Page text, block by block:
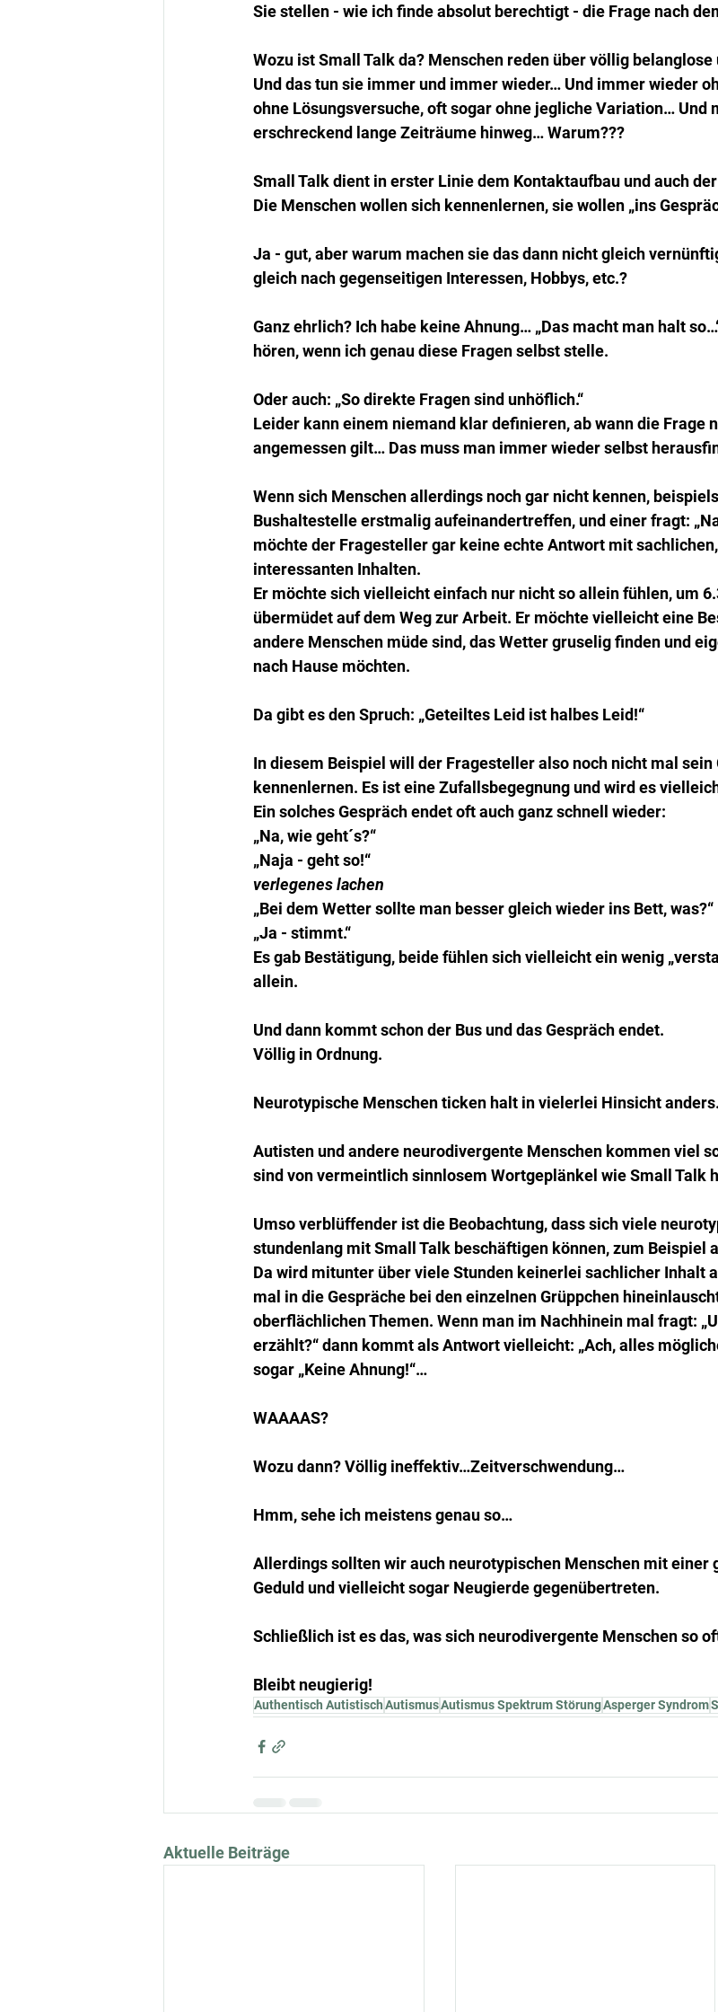
Sie stellen - wie ich finde absolut berechtigt - die Frage nach
Wozu ist Small Talk da? Menschen reden über völlig
Und das tun sie immer und immer wieder… Und immer wieder
ohne Lösungsversuche, oft sogar ohne jegliche Variation… Und
erschreckend lange Zeiträume hinweg… Warum???
Small Talk dient in erster Linie dem Kontaktaufbau und auch
Die Menschen wollen sich kennenlernen, sie wollen „ins
Ja - gut, aber warum machen sie das dann nicht gleich
gleich nach gegenseitigen Interessen, Hobbys, etc.?
Ganz ehrlich? Ich habe keine Ahnung… „Das macht man halt
hören, wenn ich genau diese Fragen selbst stelle.
Oder auch: „So direkte Fragen sind unhöflich.“
Leider kann einem niemand klar definieren, ab wann die Frage
angemessen gilt… Das muss man immer wieder selbst
Wenn sich Menschen allerdings noch gar nicht kennen,
Bushaltestelle erstmalig aufeinandertreffen, und einer fragt:
möchte der Fragesteller gar keine echte Antwort mit
interessanten Inhalten.
Er möchte sich vielleicht einfach nur nicht so allein fühlen, um
übermüdet auf dem Weg zur Arbeit. Er möchte vielleicht eine
andere Menschen müde sind, das Wetter gruselig finden und
nach Hause möchten.
Da gibt es den Spruch: „Geteiltes Leid ist halbes Leid!“
In diesem Beispiel will der Fragesteller also noch nicht mal
kennenlernen. Es ist eine Zufallsbegegnung und wird es
Ein solches Gespräch endet oft auch ganz schnell wieder:
„Na, wie geht´s?“
„Naja - geht so!“
verlegenes lachen
„Bei dem Wetter sollte man besser gleich wieder ins Bett, was?“
„Ja - stimmt.“
Es gab Bestätigung, beide fühlen sich vielleicht ein wenig
allein.
Und dann kommt schon der Bus und das Gespräch endet.
Völlig in Ordnung.
Neurotypische Menschen ticken halt in vielerlei Hinsicht
Autisten und andere neurodivergente Menschen kommen viel
sind von vermeintlich sinnlosem Wortgeplänkel wie Small Talk
Umso verblüffender ist die Beobachtung, dass sich viele
stundenlang mit Small Talk beschäftigen können, zum Beispiel
Da wird mitunter über viele Stunden keinerlei sachlicher Inhalt
mal in die Gespräche bei den einzelnen Grüppchen
oberflächlichen Themen. Wenn man im Nachhinein mal fragt:
erzählt?“ dann kommt als Antwort vielleicht: „Ach, alles
sogar „Keine Ahnung!“…
WAAAAS?
Wozu dann? Völlig ineffektiv…Zeitverschwendung…
Hmm, sehe ich meistens genau so…
Allerdings sollten wir auch neurotypischen Menschen mit einer
Geduld und vielleicht sogar Neugierde gegenübertreten.
Schließlich ist es das, was sich neurodivergente Menschen so
Bleibt neugierig!
Authentisch AutistischAutismusAutismus Spektrum StörungAsperger Syndrom
Aktuelle Beiträge